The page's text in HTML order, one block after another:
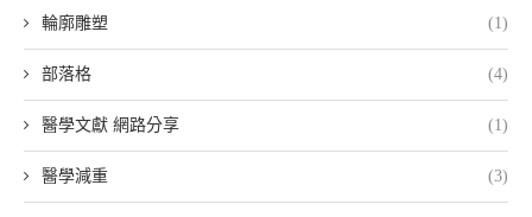
輪廓雕塑 (1)
部落格 (4)
醫學文獻 網路分享 (1)
醫學減重 (3)